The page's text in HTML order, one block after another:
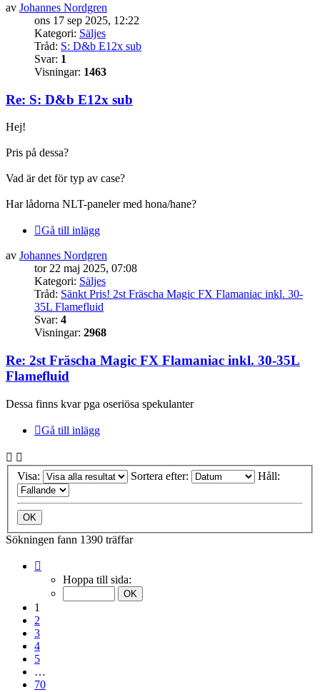
av Johannes Nordgren
ons 17 sep 2025, 12:22
Kategori: Säljes
Tråd: S: D&b E12x sub
Svar: 1
Visningar: 1463
Re: S: D&b E12x sub
Hej!
Pris på dessa?
Vad är det för typ av case?
Har lådorna NLT-paneler med hona/hane?
Gå till inlägg
av Johannes Nordgren
tor 22 maj 2025, 07:08
Kategori: Säljes
Tråd: Sänkt Pris! 2st Fräscha Magic FX Flamaniac inkl. 30-
35L Flamefluid
Svar: 4
Visningar: 2968
Re: 2st Fräscha Magic FX Flamaniac inkl. 30-35L
Flamefluid
Dessa finns kvar pga oseriösa spekulanter
Gå till inlägg
Visa: Sortera efter: Håll:
Sökningen fann 1390 träffar
Hoppa till sida:
1
2
3
4
5
…
70